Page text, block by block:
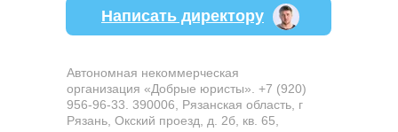
Автономная некоммерческая
организация «Добрые юристы». +7 (920)
956-96-33. 390006, Рязанская область, г
Рязань, Окский проезд, д. 2б, кв. 65,
Написать директору